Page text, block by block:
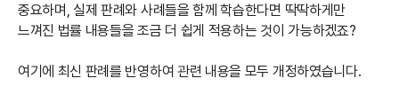
중요하며, 실제 판례와 사례들을 함께 학습한다면 딱딱하게만
느껴진 법률 내용들을 조금 더 쉽게 적용하는 것이 가능하겠죠?
여기에 최신 판례를 반영하여 관련 내용을 모두 개정하였습니다.